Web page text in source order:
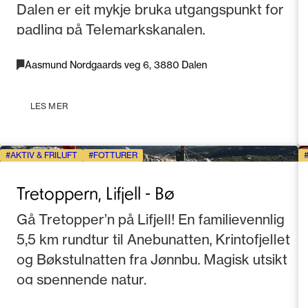
Dalen er eit mykje bruka utgangspunkt for
padling på Telemarkskanalen.
Aasmund Nordgaards veg 6, 3880 Dalen
LES MER
AKTIV & FRILUFT FOTTURER
Tretoppern, Lifjell - Bø
Gå Tretopper’n på Lifjell! En familievennlig
5,5 km rundtur til Anebunatten, Krintofjellet
og Bøkstulnatten fra Jønnbu. Magisk utsikt
og spennende natur.